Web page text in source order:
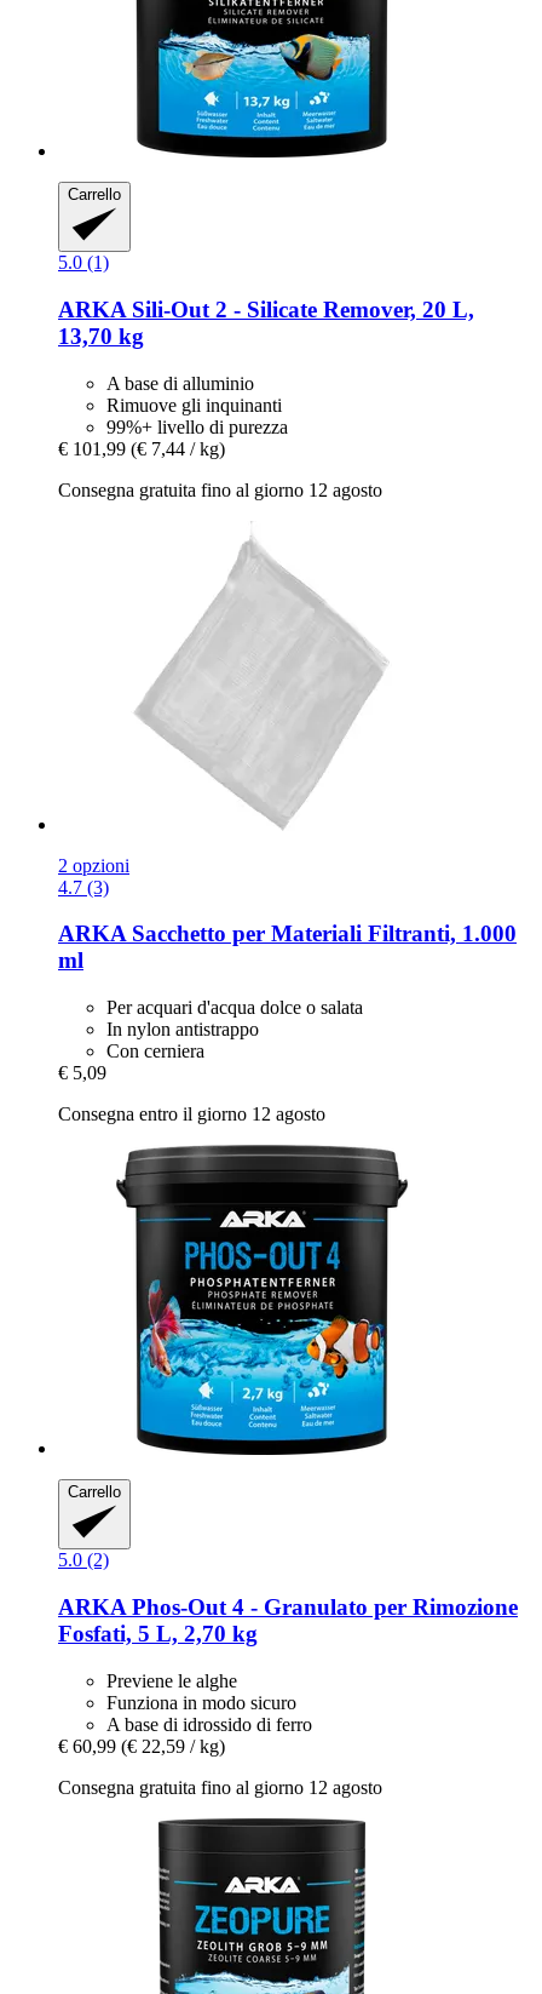
Carrello
5.0 (1)
ARKA Sili-​Out 2 -​ Silicate Remover, 20 L,
13,70 kg
A base di alluminio
Rimuove gli inquinanti
99%+ livello di purezza
€ 101,99 (€ 7,44 / kg)
Consegna gratuita fino al giorno 12 agosto
2 opzioni
4.7 (3)
ARKASacchetto per Materiali Filtranti, 1.000
ml
Per acquari d'acqua dolce o salata
In nylon antistrappo
Con cerniera
€ 5,09
Consegna entro il giorno 12 agosto
Carrello
5.0 (2)
ARKA Phos-​Out 4 -​ Granulato per Rimozione
Fosfati, 5 L, 2,70 kg
Previene le alghe
Funziona in modo sicuro
A base di idrossido di ferro
€ 60,99 (€ 22,59 / kg)
Consegna gratuita fino al giorno 12 agosto